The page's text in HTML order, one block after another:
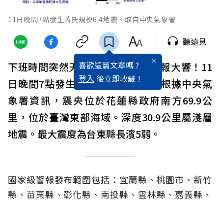
11日晚間7點發生芮氏規模6.4地震。取自中央氣象署
喜歡這篇文章嗎 ?
登入 後立即收藏 !
聽遠見
下班時間突然天搖地動、國家級警報大響！11
日晚間7點發生芮氏規模6.4地震，根據中央氣
象署資訊，震央位於花蓮縣政府南方69.9公
里，位於臺灣東部海域。深度30.9公里屬淺層
地震。最大震度為台東縣長濱5弱。
國家級警報發布範圍包括：宜蘭縣、桃園市、新竹
縣、苗栗縣、彰化縣、南投縣、雲林縣、嘉義縣、